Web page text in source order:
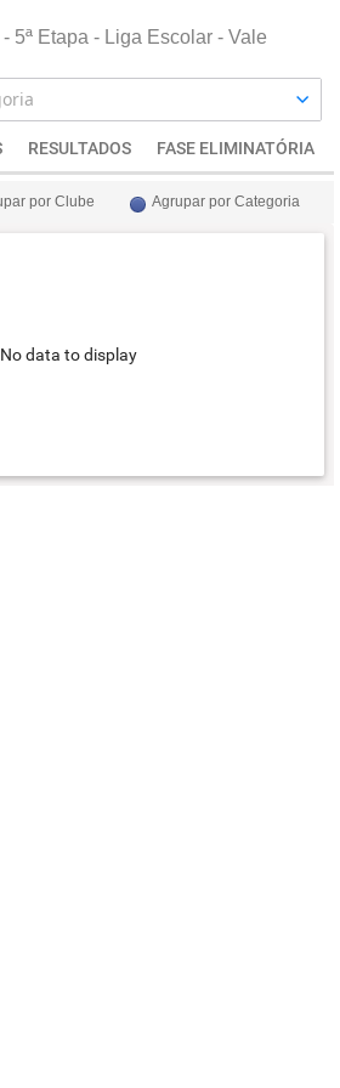
5ª Etapa - Liga Escolar - Vale
RESULTADOS FASE ELIMINATÓRIA
por Clube Agrupar por Categoria
No data to display